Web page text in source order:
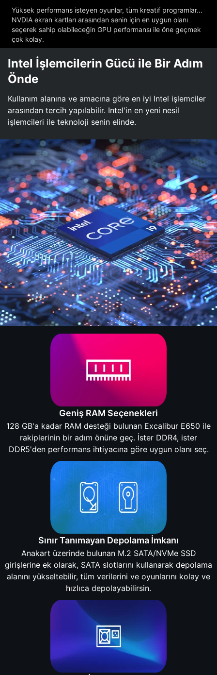
Yüksek performans isteyen oyunlar, tüm kreatif programlar...
NVDIA ekran kartları arasından senin için en uygun olanı
seçerek sahip olabileceğin GPU performansı ile öne geçmek
çok kolay.
Intel İşlemcilerin Gücü ile Bir Adım
Önde
Kullanım alanına ve amacına göre en iyi Intel işlemciler
arasından tercih yapılabilir. Intel'in en yeni nesil
işlemcileri ile teknoloji senin elinde.
Geniş RAM Seçenekleri
128 GB'a kadar RAM desteği bulunan Excalibur E650 ile
rakiplerinin bir adım önüne geç. İster DDR4, ister
DDR5'den performans ihtiyacına göre uygun olanı seç.
Sınır Tanımayan Depolama İmkanı
Anakart üzerinde bulunan M.2 SATA/NVMe SSD
girişlerine ek olarak, SATA slotlarını kullanarak depolama
alanını yükseltebilir, tüm verilerini ve oyunlarını kolay ve
hızlıca depolayabilirsin.